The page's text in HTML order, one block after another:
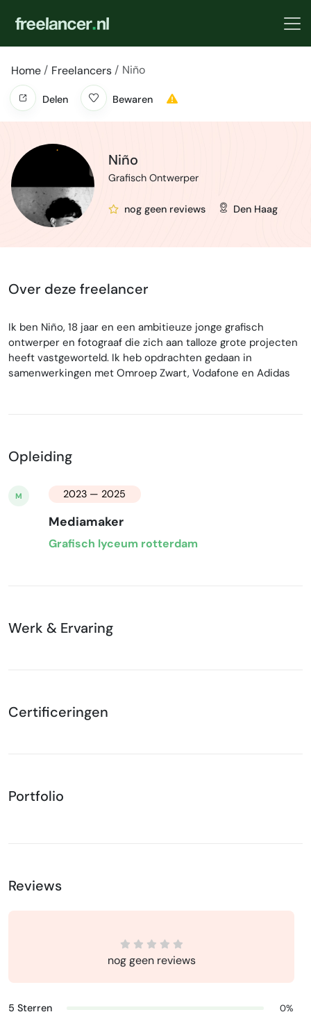
Home Freelancers Niño
Delen Bewaren
Niño
Grafisch Ontwerper
nog geen reviews Den Haag
Over deze freelancer
Ik ben Niño, 18 jaar en een ambitieuze jonge grafisch
ontwerper en fotograaf die zich aan talloze grote projecten
heeft vastgeworteld. Ik heb opdrachten gedaan in
samenwerkingen met Omroep Zwart, Vodafone en Adidas
Opleiding
M 2023 — 2025
Mediamaker
Grafisch lyceum rotterdam
Werk & Ervaring
Certificeringen
Portfolio
Reviews
nog geen reviews
5 Sterren 0%